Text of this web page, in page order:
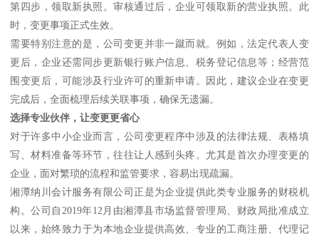
第四步，领取新执照。审核通过后，企业可领取新的营业执照。此
时，变更事项正式生效。
需要特别注意的是，公司变更并非一蹴而就。例如，法定代表人变
更后，企业还需同步更新银行账户信息、税务登记信息等；经营范
围变更后，可能涉及行业许可的重新申请。因此，建议企业在变更
完成后，全面梳理后续关联事项，确保无遗漏。
选择专业伙伴，让变更更省心
对于许多中小企业而言，公司变更程序中涉及的法律法规、表格填
写、材料准备等环节，往往让人感到头疼。尤其是首次办理变更的
企业，面对繁琐的流程和监管要求，容易出现疏漏。
湘潭纳川会计服务有限公司正是为企业提供此类专业服务的财税机
构。公司自2019年12月由湘潭县市场监督管理局、财政局批准成立
以来，始终致力于为本地企业提供高效、专业的工商注册、代理记